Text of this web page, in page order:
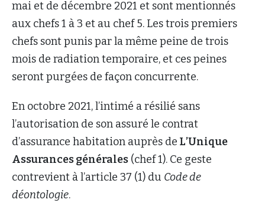
mai et de décembre 2021 et sont mentionnés
aux chefs 1 à 3 et au chef 5. Les trois premiers
chefs sont punis par la même peine de trois
mois de radiation temporaire, et ces peines
seront purgées de façon concurrente.
En octobre 2021, l’intimé a résilié sans
l’autorisation de son assuré le contrat
d’assurance habitation auprès de L’Unique
Assurances générales (chef 1). Ce geste
contrevient à l’article 37 (1) du Code de
déontologie.